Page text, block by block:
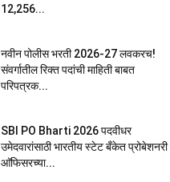
12,256...
नवीन पोलीस भरती 2026-27 लवकरच!
संवर्गातील रिक्त पदांची माहिती बाबत
परिपत्रक...
SBI PO Bharti 2026 पदवीधर
उमेदवारांसाठी भारतीय स्टेट बँकेत प्रोबेशनरी
आ‍ॅफिसरच्या...